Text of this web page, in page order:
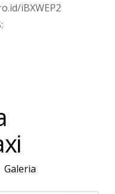
iBXWEP2
Galeria